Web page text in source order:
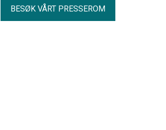
BESØK VÅRT PRESSEROM